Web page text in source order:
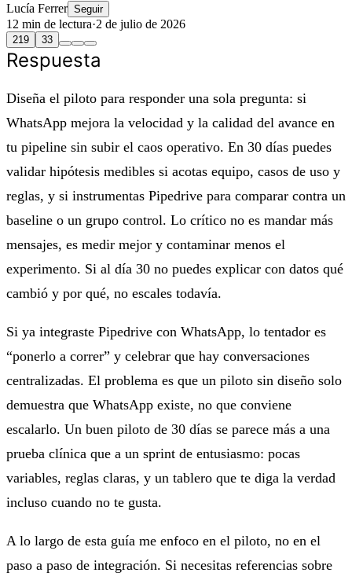
Lucía Ferrer Seguir
12 min de lectura·2 de julio de 2026
219 33
Respuesta
Diseña el piloto para responder una sola pregunta: si
WhatsApp mejora la velocidad y la calidad del avance en
tu pipeline sin subir el caos operativo. En 30 días puedes
validar hipótesis medibles si acotas equipo, casos de uso y
reglas, y si instrumentas Pipedrive para comparar contra un
baseline o un grupo control. Lo crítico no es mandar más
mensajes, es medir mejor y contaminar menos el
experimento. Si al día 30 no puedes explicar con datos qué
cambió y por qué, no escales todavía.
Si ya integraste Pipedrive con WhatsApp, lo tentador es
“ponerlo a correr” y celebrar que hay conversaciones
centralizadas. El problema es que un piloto sin diseño solo
demuestra que WhatsApp existe, no que conviene
escalarlo. Un buen piloto de 30 días se parece más a una
prueba clínica que a un sprint de entusiasmo: pocas
variables, reglas claras, y un tablero que te diga la verdad
incluso cuando no te gusta.
A lo largo de esta guía me enfoco en el piloto, no en el
paso a paso de integración. Si necesitas referencias sobre